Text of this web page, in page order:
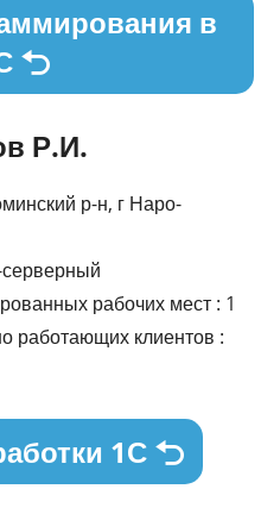
в
Р.И.
р-н, г Наро-
рабочих мест : 1
работающих клиентов :
1С